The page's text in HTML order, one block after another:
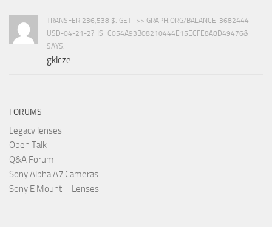
TRANSFER 236,538 $. GET ->> GRAPH.ORG/BALANCE-3682444-
USD-04-21-2?HS=C054A93B08210444E15ECFE8A8D49476&
SAYS:
gklcze
FORUMS
Legacy lenses
Open Talk
Q&A Forum
Sony Alpha A7 Cameras
Sony E Mount – Lenses